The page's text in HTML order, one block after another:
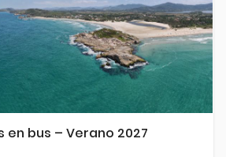
en bus – Verano 2027